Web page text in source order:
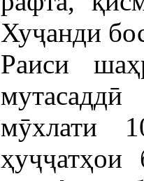
Хуҷанди
Раиси
мӯхлати
ҳуҷҷатҳои